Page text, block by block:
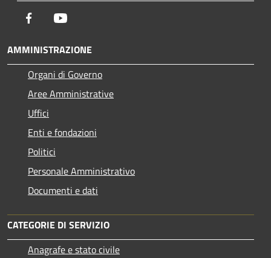
Facebook
AMMINISTRAZIONE
Organi di Governo
Aree Amministrative
Uffici
Enti e fondazioni
Politici
Personale Amministrativo
Documenti e dati
CATEGORIE DI SERVIZIO
Anagrafe e stato civile